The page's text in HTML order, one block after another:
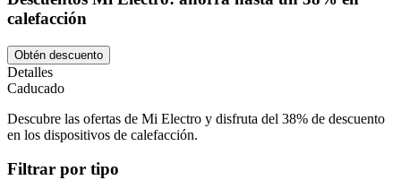
calefacción
Obtén descuento
Detalles
Caducado
Descubre las ofertas de Mi Electro y disfruta del 38% de descuento
en los dispositivos de calefacción.
Filtrar por tipo